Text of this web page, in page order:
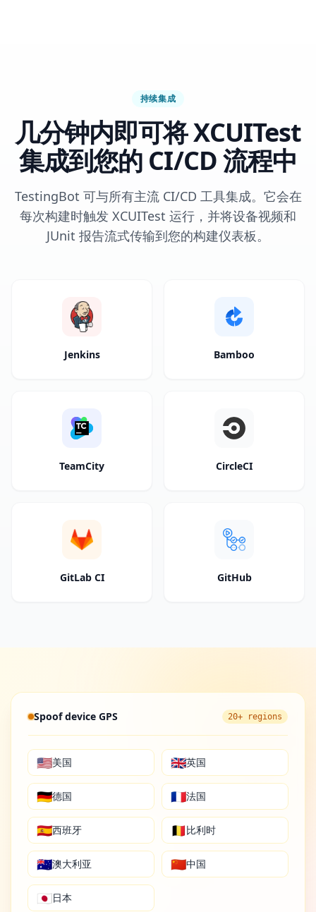
持续集成
几分钟内即可将 XCUITest
集成到您的 CI/CD 流程中
TestingBot 可与所有主流 CI/CD 工具集成。它会在
每次构建时触发 XCUITest 运行，并将设备视频和
JUnit 报告流式传输到您的构建仪表板。
Jenkins Bamboo
TeamCity CircleCI
GitLab CI GitHub
Spoof device GPS 20+ regions
🇺🇸美国 🇬🇧英国
🇩🇪德国 🇫🇷法国
🇪🇸西班牙 🇧🇪比利时
🇦🇺澳大利亚 🇨🇳中国
🇯🇵日本